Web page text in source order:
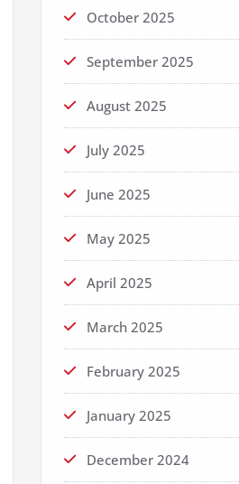
October 2025
September 2025
August 2025
July 2025
June 2025
May 2025
April 2025
March 2025
February 2025
January 2025
December 2024